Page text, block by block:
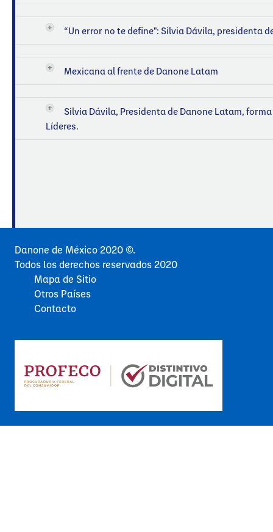
“Un error no te define": Silvia Dávila, presidenta
Mexicana al frente de Danone Latam
Silvia Dávila, Presidenta de Danone Latam,
Líderes.
Danone de México 2020 ©.
Todos los derechos reservados 2020
Mapa de Sitio
Otros Países
Contacto